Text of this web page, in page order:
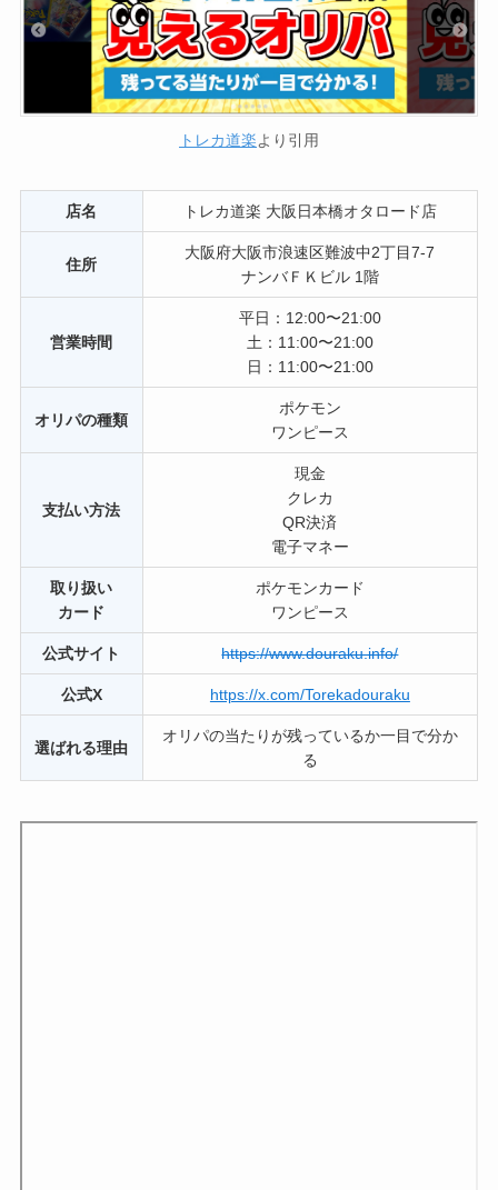
トレカ道楽より引用
店名 トレカ道楽 大阪日本橋オタロード店
住所
大阪府大阪市浪速区難波中2丁目7-7
ナンバＦＫビル 1階
営業時間
平日：12:00〜21:00
土：11:00〜21:00
日：11:00〜21:00
オリパの種類
ポケモン
ワンピース
支払い方法
現金
クレカ
QR決済
電子マネー
取り扱い
カード
ポケモンカード
ワンピース
公式サイト https://www.douraku.info/
公式X https://x.com/Torekadouraku
選ばれる理由
オリパの当たりが残っているか一目で分か
る